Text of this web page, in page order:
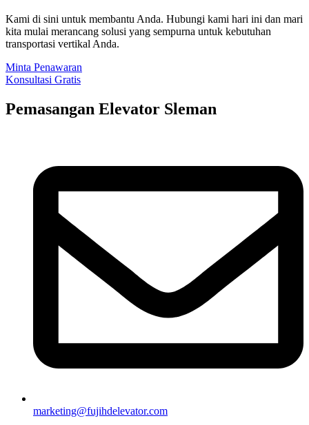
Kami di sini untuk membantu Anda. Hubungi kami hari ini dan mari
kita mulai merancang solusi yang sempurna untuk kebutuhan
transportasi vertikal Anda.
Minta Penawaran
Konsultasi Gratis
Pemasangan Elevator Sleman
marketing@fujihdelevator.com